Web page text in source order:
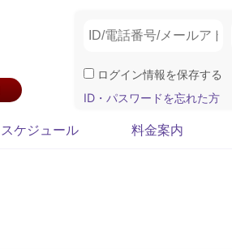
ログイン情報を保存する
ID・パスワードを忘れた方
スケジュール 料金案内